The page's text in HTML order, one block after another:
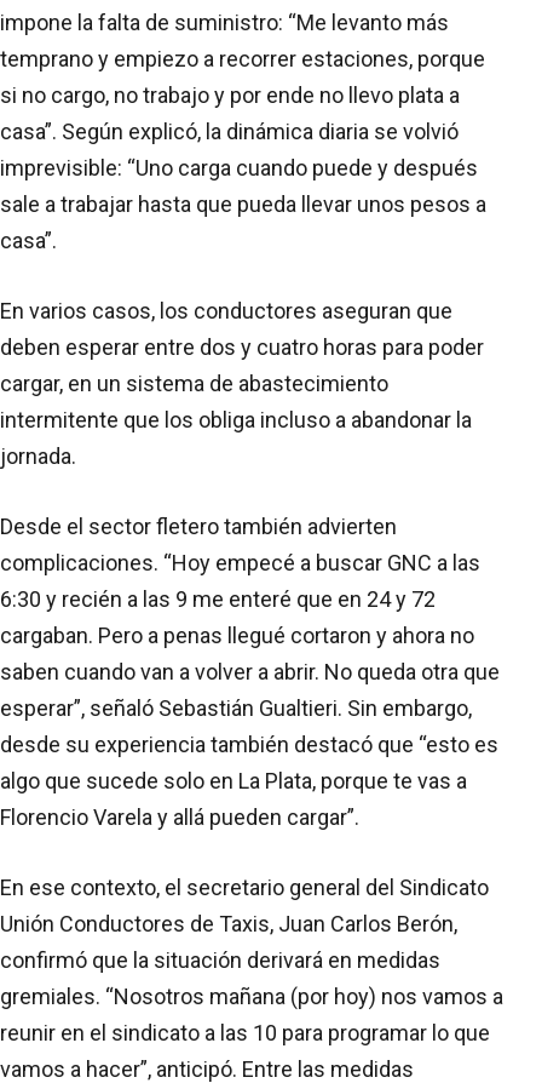
impone la falta de suministro: “Me levanto más
temprano y empiezo a recorrer estaciones, porque
si no cargo, no trabajo y por ende no llevo plata a
casa”. Según explicó, la dinámica diaria se volvió
imprevisible: “Uno carga cuando puede y después
sale a trabajar hasta que pueda llevar unos pesos a
casa”.
En varios casos, los conductores aseguran que
deben esperar entre dos y cuatro horas para poder
cargar, en un sistema de abastecimiento
intermitente que los obliga incluso a abandonar la
jornada.
Desde el sector fletero también advierten
complicaciones. “Hoy empecé a buscar GNC a las
6:30 y recién a las 9 me enteré que en 24 y 72
cargaban. Pero a penas llegué cortaron y ahora no
saben cuando van a volver a abrir. No queda otra que
esperar”, señaló Sebastián Gualtieri. Sin embargo,
desde su experiencia también destacó que “esto es
algo que sucede solo en La Plata, porque te vas a
Florencio Varela y allá pueden cargar”.
En ese contexto, el secretario general del Sindicato
Unión Conductores de Taxis, Juan Carlos Berón,
confirmó que la situación derivará en medidas
gremiales. “Nosotros mañana (por hoy) nos vamos a
reunir en el sindicato a las 10 para programar lo que
vamos a hacer”, anticipó. Entre las medidas